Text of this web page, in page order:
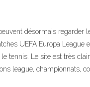
désormais regarder
UEFA Europa League
tennis. Le site est très
league, championnats,